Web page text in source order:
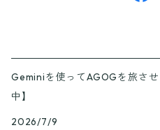
Geminiを使ってAGOGを旅さ
中】
2026/7/9